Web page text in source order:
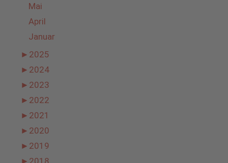
Mai
April
Januar
► 2025
► 2024
► 2023
► 2022
► 2021
► 2020
► 2019
► 2018